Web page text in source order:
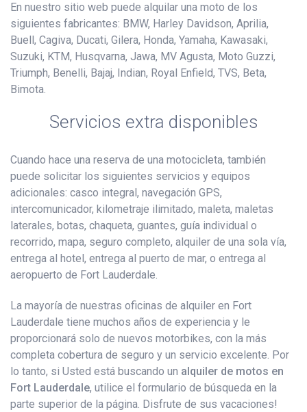
En nuestro sitio web puede alquilar una moto de los
siguientes fabricantes: BMW, Harley Davidson, Aprilia,
Buell, Cagiva, Ducati, Gilera, Honda, Yamaha, Kawasaki,
Suzuki, KTM, Husqvarna, Jawa, MV Agusta, Moto Guzzi,
Triumph, Benelli, Bajaj, Indian, Royal Enfield, TVS, Beta,
Bimota.
Servicios extra disponibles
Cuando hace una reserva de una motocicleta, también
puede solicitar los siguientes servicios y equipos
adicionales: casco integral, navegación GPS,
intercomunicador, kilometraje ilimitado, maleta, maletas
laterales, botas, chaqueta, guantes, guía individual o
recorrido, mapa, seguro completo, alquiler de una sola vía,
entrega al hotel, entrega al puerto de mar, o entrega al
aeropuerto de Fort Lauderdale.
La mayoría de nuestras oficinas de alquiler en Fort
Lauderdale tiene muchos años de experiencia y le
proporcionará solo de nuevos motorbikes, con la más
completa cobertura de seguro y un servicio excelente. Por
lo tanto, si Usted está buscando un alquiler de motos en
Fort Lauderdale, utilice el formulario de búsqueda en la
parte superior de la página. Disfrute de sus vacaciones!